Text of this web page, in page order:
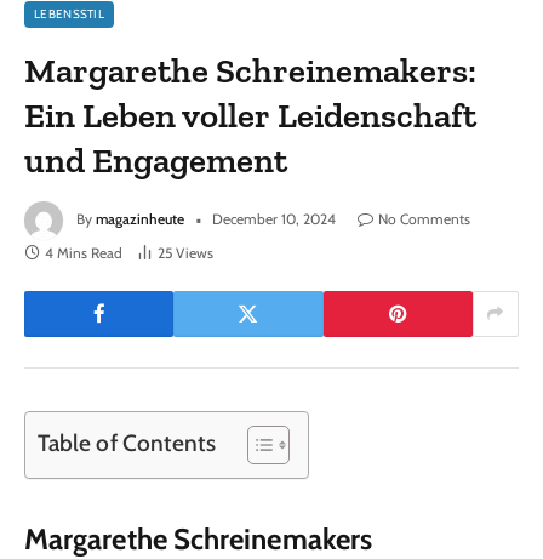
LEBENSSTIL
Margarethe Schreinemakers:
Ein Leben voller Leidenschaft
und Engagement
By magazinheute December 10, 2024
No Comments
4 Mins Read
25 Views
Table of Contents
Margarethe Schreinemakers